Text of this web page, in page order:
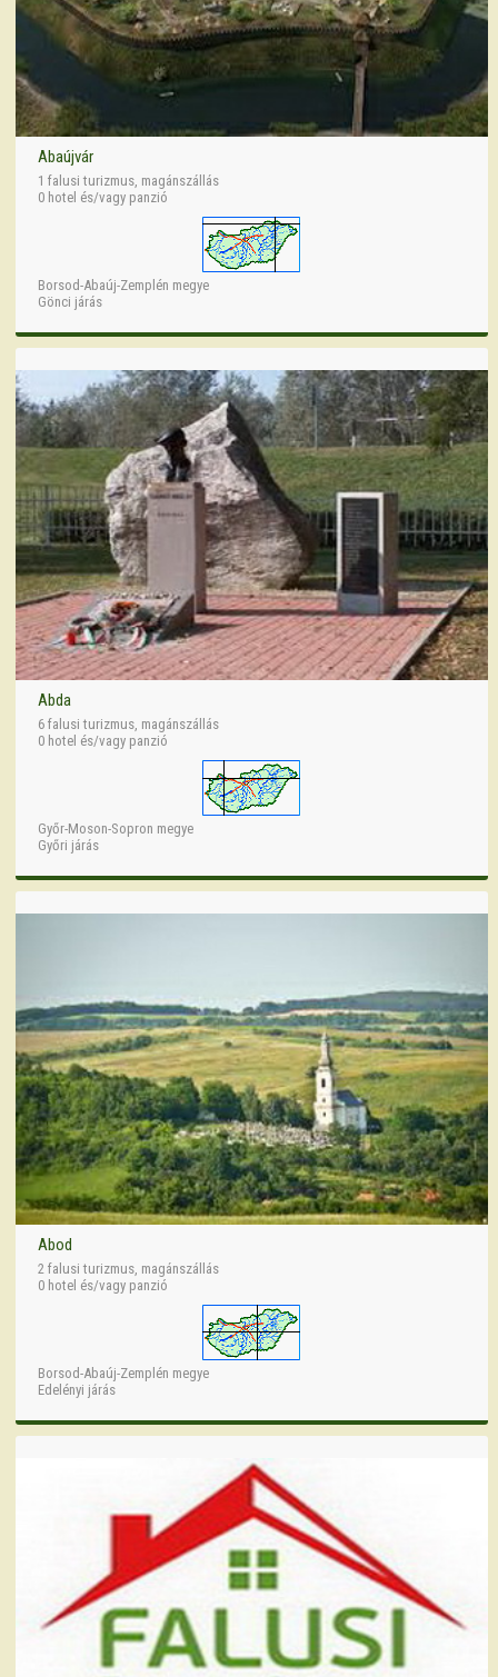
Abaújvár
1 falusi turizmus, magánszállás
0 hotel és/vagy panzió
Borsod-Abaúj-Zemplén megye
Gönci járás
Abda
6 falusi turizmus, magánszállás
0 hotel és/vagy panzió
Győr-Moson-Sopron megye
Győri járás
Abod
2 falusi turizmus, magánszállás
0 hotel és/vagy panzió
Borsod-Abaúj-Zemplén megye
Edelényi járás